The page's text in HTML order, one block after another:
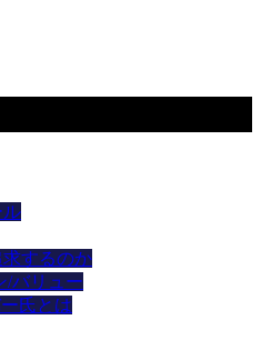
ル
するのか
/バリュー
氏とは